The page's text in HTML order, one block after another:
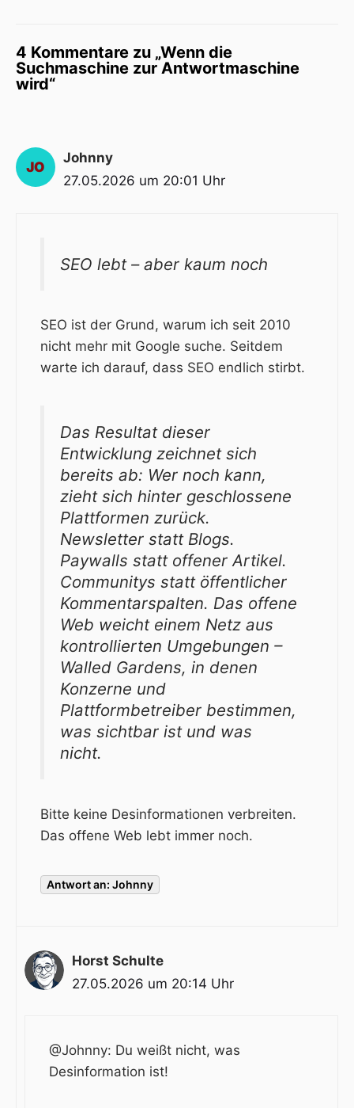
4 Kommentare zu „Wenn die
Suchmaschine zur Antwortmaschine
wird“
Johnny
27.05.2026 um 20:01 Uhr
SEO lebt – aber kaum noch
SEO ist der Grund, warum ich seit 2010
nicht mehr mit Google suche. Seitdem
warte ich darauf, dass SEO endlich stirbt.
Das Resultat dieser
Entwicklung zeichnet sich
bereits ab: Wer noch kann,
zieht sich hinter geschlossene
Plattformen zurück.
Newsletter statt Blogs.
Paywalls statt offener Artikel.
Communitys statt öffentlicher
Kommentarspalten. Das offene
Web weicht einem Netz aus
kontrollierten Umgebungen –
Walled Gardens, in denen
Konzerne und
Plattformbetreiber bestimmen,
was sichtbar ist und was
nicht.
Bitte keine Desinformationen verbreiten.
Das offene Web lebt immer noch.
Antwort an: Johnny
Horst Schulte
27.05.2026 um 20:14 Uhr
@Johnny: Du weißt nicht, was
Desinformation ist!